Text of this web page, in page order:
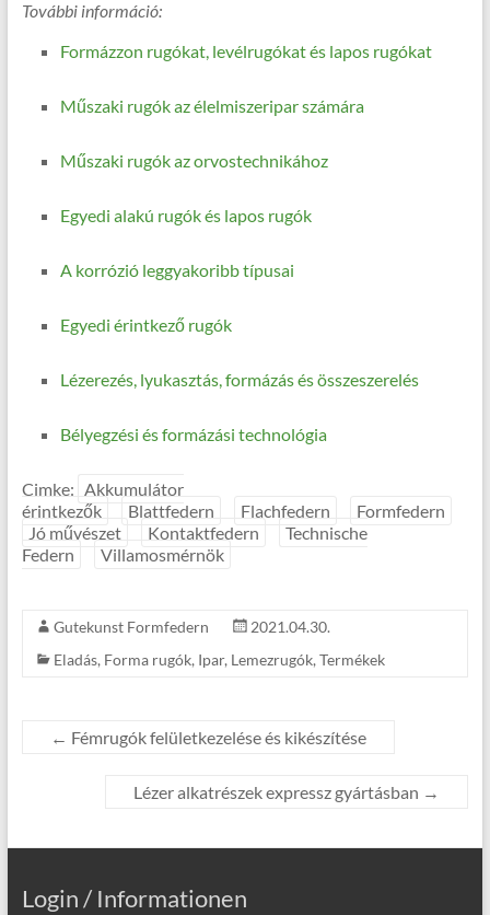
További információ:
Formázzon rugókat, levélrugókat és lapos rugókat
Műszaki rugók az élelmiszeripar számára
Műszaki rugók az orvostechnikához
Egyedi alakú rugók és lapos rugók
A korrózió leggyakoribb típusai
Egyedi érintkező rugók
Lézerezés, lyukasztás, formázás és összeszerelés
Bélyegzési és formázási technológia
Cimke: Akkumulátor
érintkezők
Blattfedern Flachfedern
Formfedern
Jó művészet
Kontaktfedern
Technische
Federn
Villamosmérnök
Gutekunst Formfedern
2021.04.30.
Eladás, Forma rugók, Ipar, Lemezrugók, Termékek
← Fémrugók felületkezelése és kikészítése
Lézer alkatrészek expressz gyártásban →
Login / Informationen